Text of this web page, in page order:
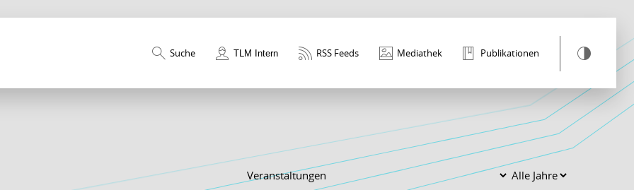
Suche TLM Intern RSS Feeds Mediathek Publikationen